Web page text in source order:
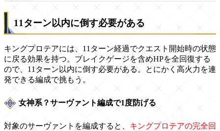
11ターン以内に倒す必要がある
キングプロテアには、11ターン経過でクエスト開始時の状態
に戻る効果を持つ。ブレイクゲージを含めHPを全回復する
ので、11ターン以内に倒す必要がある。とにかく高火力を連
発できる編成で挑もう。
女神系？サーヴァント編成で1度防げる
対象のサーヴァントを編成すると、 キングプロテアの完全回